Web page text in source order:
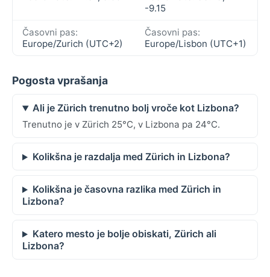
-9.15
Časovni pas:
Europe/Zurich (UTC+2)
Časovni pas:
Europe/Lisbon (UTC+1)
Pogosta vprašanja
Ali je Zürich trenutno bolj vroče kot Lizbona?
Trenutno je v Zürich 25°C, v Lizbona pa 24°C.
Kolikšna je razdalja med Zürich in Lizbona?
Kolikšna je časovna razlika med Zürich in
Lizbona?
Katero mesto je bolje obiskati, Zürich ali
Lizbona?